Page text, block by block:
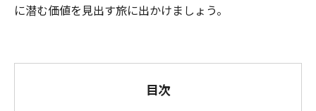
に潜む価値を見出す旅に出かけましょう。
目次